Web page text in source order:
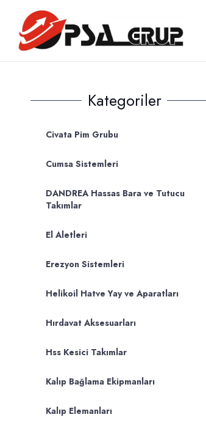
Kategoriler
Civata Pim Grubu
Cumsa Sistemleri
DANDREA Hassas Bara ve Tutucu
Takımlar
El Aletleri
Erezyon Sistemleri
Helikoil Hatve Yay ve Aparatları
Hırdavat Aksesuarları
Hss Kesici Takımlar
Kalıp Bağlama Ekipmanları
Kalıp Elemanları